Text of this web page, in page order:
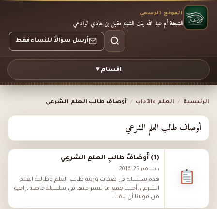
الموقع الرسمي
الشيخة أم عبد الله بنت الشيخ مقبل بن هادي الوادعي
أرسل سؤالاً للنساء فقط
اقسام ▾
الرئيسية / العلم والآداب / أوصاف طالب العلم الشرعي
أوصاف طالب العلم الشرعي
(1) أَوصَافُ طالبِ العلمِ الشرعِي
ديسمبر 25, 2016
هذه سلسلة في صفات وزينة طالب العلم وطالبة العلم
الشرعي ،أحببنا جمع ما تيسر منها في سلسلة خاصة ،راجية
من مولانا أن ينف...